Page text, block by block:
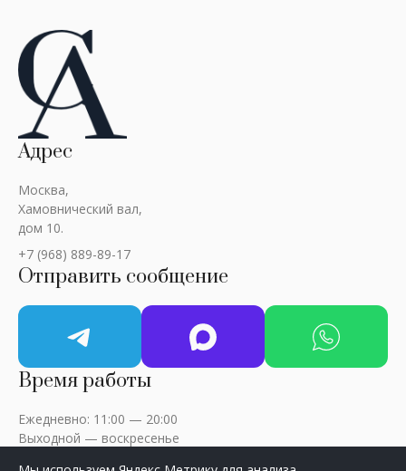
Адрес
Москва,
Хамовнический вал,
дом 10.
+7 (968) 889-89-17
Отправить сообщение
Время работы
Ежедневно: 11:00 — 20:00
Выходной — воскресенье